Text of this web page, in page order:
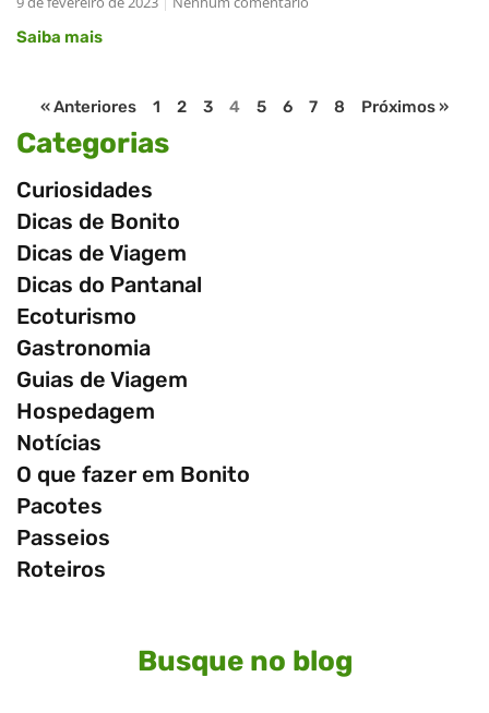
Saiba mais
« Anteriores 1 2 3 4 5 6 7 8 Próximos »
Categorias
Curiosidades
Dicas de Bonito
Dicas de Viagem
Dicas do Pantanal
Ecoturismo
Gastronomia
Guias de Viagem
Hospedagem
Notícias
O que fazer em Bonito
Pacotes
Passeios
Roteiros
Busque no blog